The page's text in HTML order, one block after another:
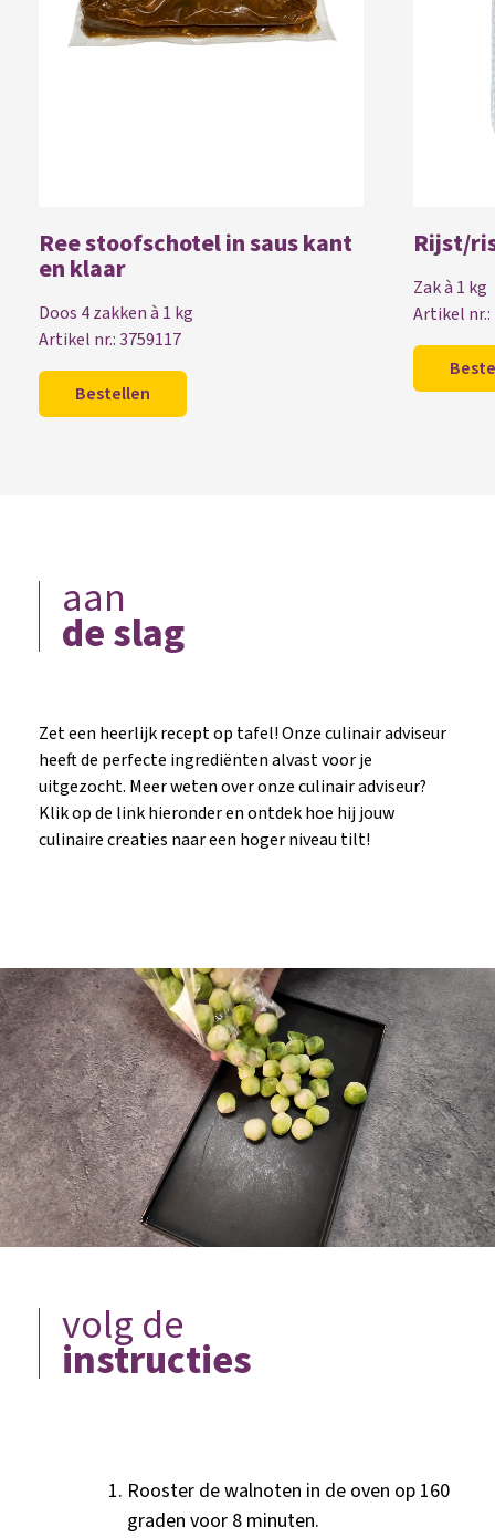
Ree stoofschotel in saus kant
en klaar
Doos 4 zakken à 1 kg
Artikel nr.: 3759117
Bestellen
Rijst/
Zak à 1 kg
Artikel nr.:
aan
de slag
Zet een heerlijk recept op tafel! Onze culinair adviseur
heeft de perfecte ingrediënten alvast voor je
uitgezocht. Meer weten over onze culinair adviseur?
Klik op de link hieronder en ontdek hoe hij jouw
culinaire creaties naar een hoger niveau tilt!
volg de
instructies
Rooster de walnoten in de oven op 160
graden voor 8 minuten.